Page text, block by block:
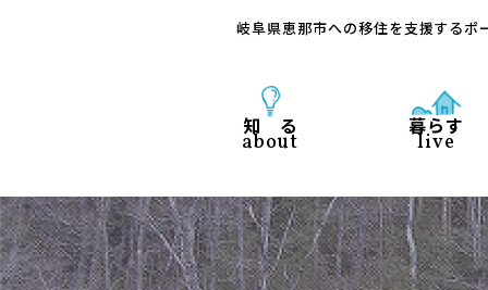
岐阜県恵那市への移住を支援するポ
知 る
about
暮らす
live